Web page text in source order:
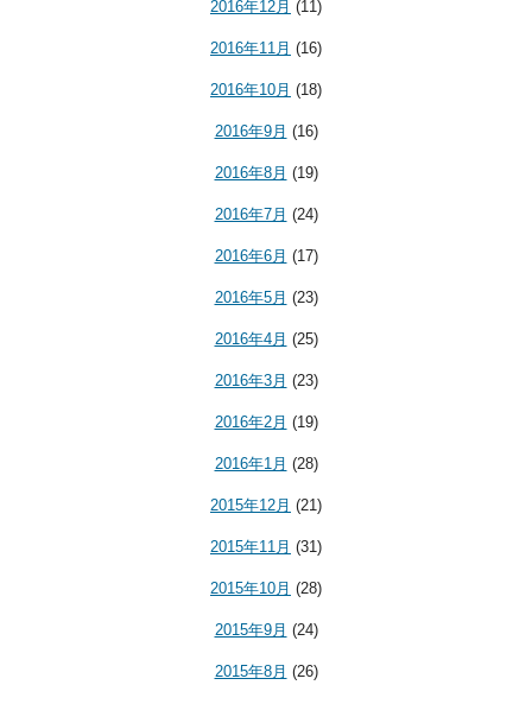
2016年12月 (11)
2016年11月 (16)
2016年10月 (18)
2016年9月 (16)
2016年8月 (19)
2016年7月 (24)
2016年6月 (17)
2016年5月 (23)
2016年4月 (25)
2016年3月 (23)
2016年2月 (19)
2016年1月 (28)
2015年12月 (21)
2015年11月 (31)
2015年10月 (28)
2015年9月 (24)
2015年8月 (26)